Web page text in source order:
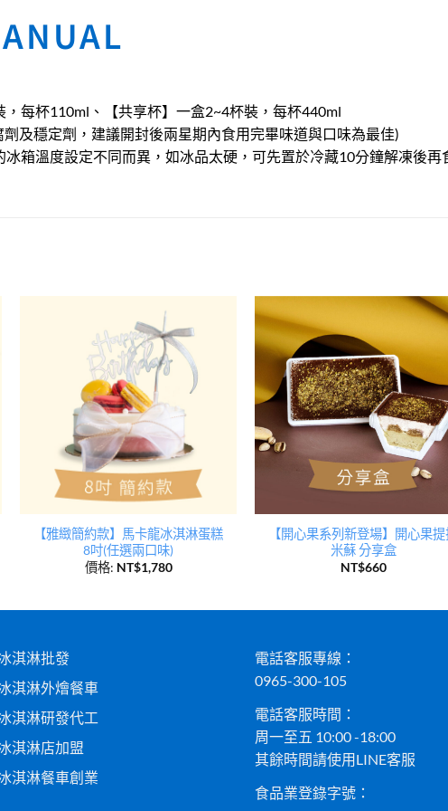
每杯110ml、【共享杯】一盒2~4杯裝，每杯440ml
及穩定劑，建議開封後兩星期內食用完畢味道與口味為最佳)
箱溫度設定不同而異，如冰品太硬，可先置於冷藏10分鐘解凍後再
【雅緻簡約款】馬卡龍冰淇淋蛋糕
8吋(任選兩口味)
價格: NT$1,780
【開心果系列新登場】開心果
米蘇 分享盒
NT$660
淇淋批發
淇淋外燴餐車
淇淋研發代工
淇淋店加盟
淇淋餐車創業
電話客服專線：
0965-300-105
電話客服時間：
周一至五 10:00 -18:00
其餘時間請使用LINE客服
食品業登錄字號：